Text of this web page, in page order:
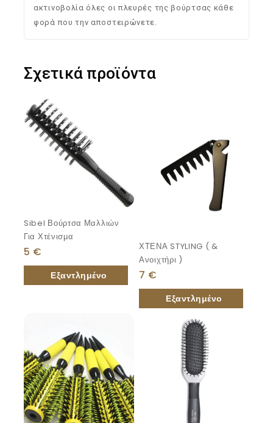
ακτινοβολία όλες οι πλευρές της βούρτσας κάθε
φορά που την αποστειρώνετε.
Σχετικά προϊόντα
Sibel Βούρτσα Μαλλιών
Για Χτένισμα
5 €
ΧΤΕΝΑ STYLING ( &
Ανοιχτήρι )
7 €